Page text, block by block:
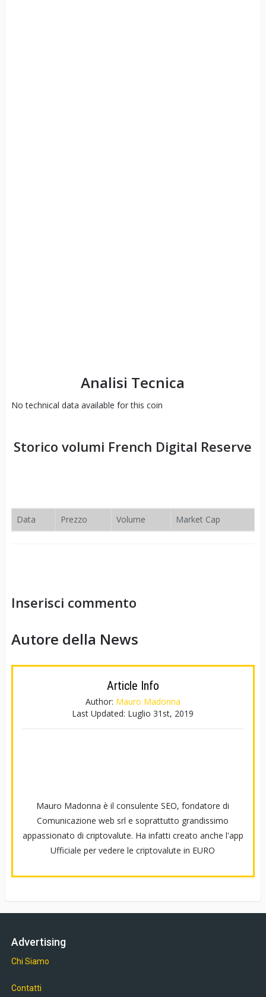
Analisi Tecnica
No technical data available for this coin
Storico volumi French Digital Reserve
Data Prezzo Volume Market Cap
Inserisci commento
Autore della News
Article Info
Author: Mauro Madonna
Last Updated: Luglio 31st, 2019
Mauro Madonna è il consulente SEO, fondatore di
Comunicazione web srl e soprattutto grandissimo
appassionato di criptovalute. Ha infatti creato anche l'app
Ufficiale per vedere le criptovalute in EURO
Advertising
Chi Siamo
Contatti